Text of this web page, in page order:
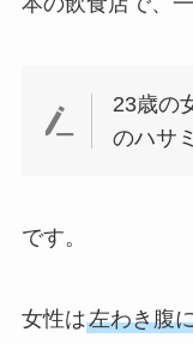
23歳の
のハサ
です。
女性は左わき腹